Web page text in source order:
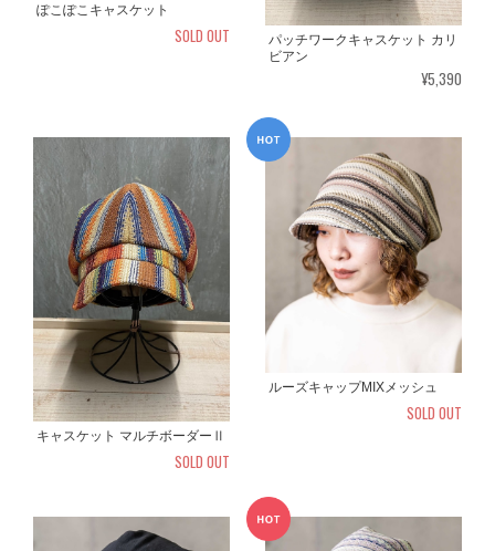
ぽこぽこキャスケット
SOLD OUT
パッチワークキャスケット カリ
ビアン
¥5,390
キャスケット マルチボーダーⅡ
SOLD OUT
ルーズキャップMIXメッシュ
SOLD OUT